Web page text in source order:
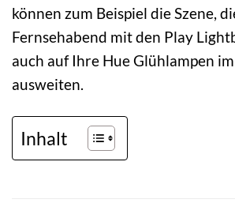
können zum Beispiel die Szene,
Fernsehabend mit den Play
auch auf Ihre Hue Glühlampen
ausweiten.
Inhalt